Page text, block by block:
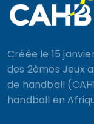
Créée le 15
des 2èmes Jeux
de handball
handball en